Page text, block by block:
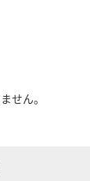
せん。